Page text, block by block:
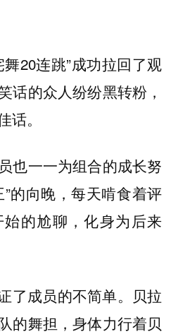
20连跳”成功拉回了观
话的众人纷纷黑转粉，
。
也一一为组合的成长努
的向晚，每天啃食着评
的尬聊，化身为后来
了成员的不简单。贝拉
的舞担，身体力行着贝